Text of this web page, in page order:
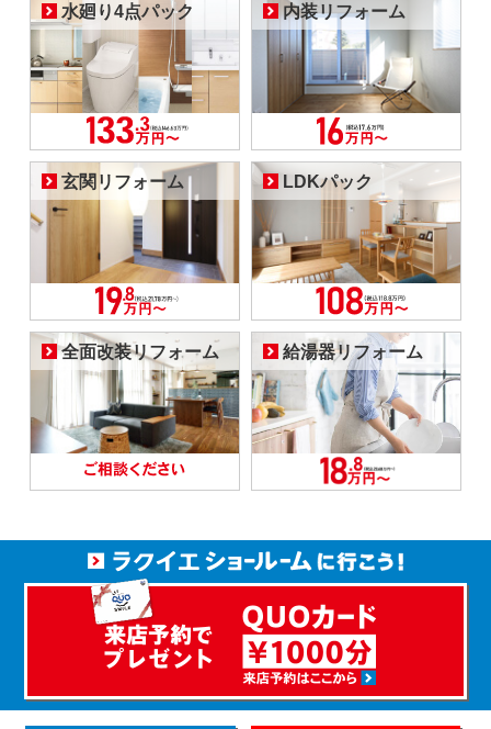
水廻り4点パック 内装リフォーム
玄関リフォーム LDKパック
全面改装リフォーム 給湯器リフォーム